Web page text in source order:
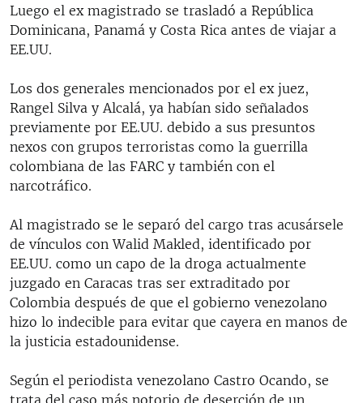
Luego el ex magistrado se trasladó a República
Dominicana, Panamá y Costa Rica antes de viajar a
EE.UU.
Los dos generales mencionados por el ex juez,
Rangel Silva y Alcalá, ya habían sido señalados
previamente por EE.UU. debido a sus presuntos
nexos con grupos terroristas como la guerrilla
colombiana de las FARC y también con el
narcotráfico.
Al magistrado se le separó del cargo tras acusársele
de vínculos con Walid Makled, identificado por
EE.UU. como un capo de la droga actualmente
juzgado en Caracas tras ser extraditado por
Colombia después de que el gobierno venezolano
hizo lo indecible para evitar que cayera en manos de
la justicia estadounidense.
Según el periodista venezolano Castro Ocando, se
trata del caso más notorio de deserción de un